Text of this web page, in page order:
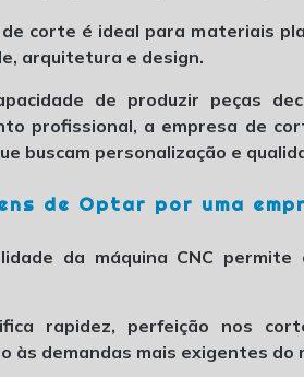
corte é ideal para materiais
arquitetura e design.
de produzir peças
profissional, a empresa de
buscam personalização e
de Optar por uma
da máquina CNC
rapidez, perfeição nos
às demandas mais exigentes do